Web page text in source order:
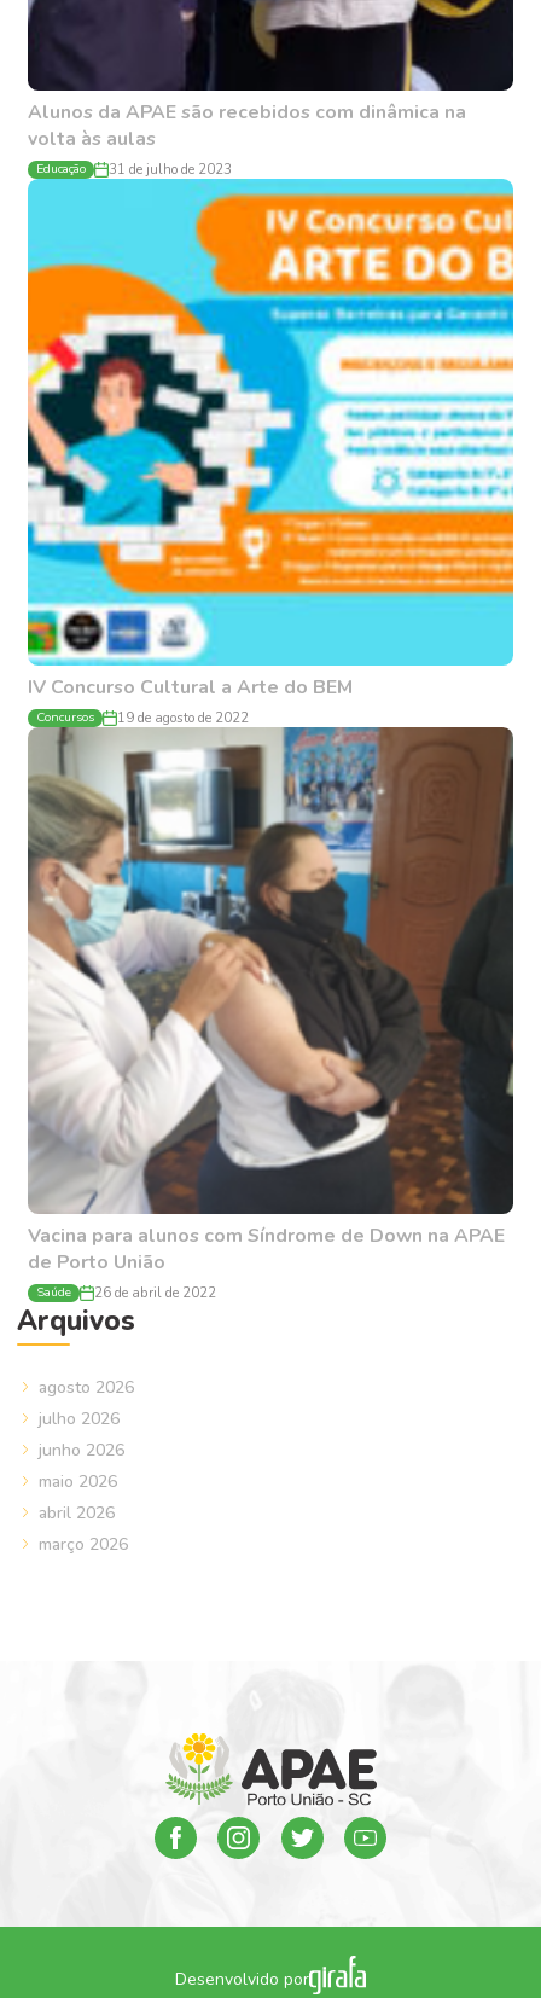
Alunos da APAE são recebidos com dinâmica na
volta às aulas
Educação 31 de julho de 2023
IV Concurso Cultural a Arte do BEM
Concursos 19 de agosto de 2022
Vacina para alunos com Síndrome de Down na APAE
de Porto União
Saúde 26 de abril de 2022
Arquivos
agosto 2026
julho 2026
junho 2026
maio 2026
abril 2026
março 2026
Desenvolvido por